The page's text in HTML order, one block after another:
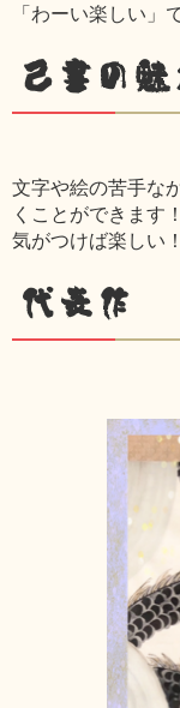
「わーい楽しい」
己書の魅
文字や絵の苦手な
くことができます！
気がつけば楽しい
代表作